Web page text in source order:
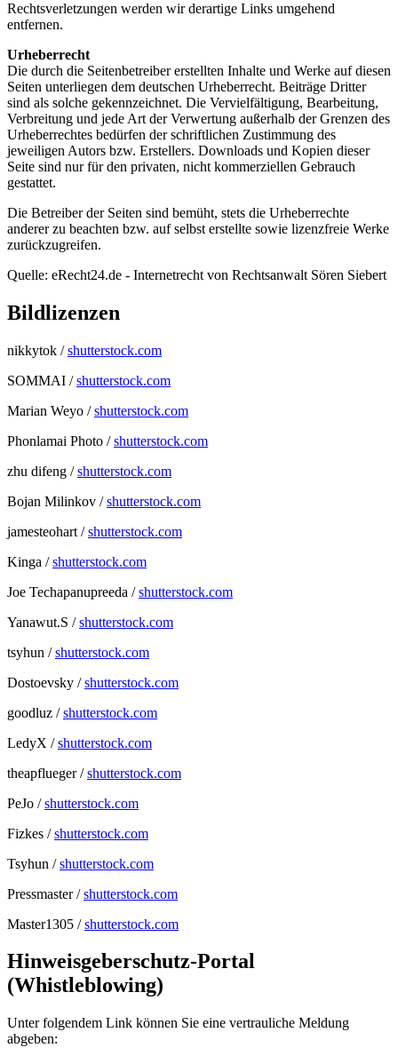
Rechtsverletzungen werden wir derartige Links umgehend
entfernen.
Urheberrecht
Die durch die Seitenbetreiber erstellten Inhalte und Werke auf diesen
Seiten unterliegen dem deutschen Urheberrecht. Beiträge Dritter
sind als solche gekennzeichnet. Die Vervielfältigung, Bearbeitung,
Verbreitung und jede Art der Verwertung außerhalb der Grenzen des
Urheberrechtes bedürfen der schriftlichen Zustimmung des
jeweiligen Autors bzw. Erstellers. Downloads und Kopien dieser
Seite sind nur für den privaten, nicht kommerziellen Gebrauch
gestattet.
Die Betreiber der Seiten sind bemüht, stets die Urheberrechte
anderer zu beachten bzw. auf selbst erstellte sowie lizenzfreie Werke
zurückzugreifen.
Quelle: eRecht24.de - Internetrecht von Rechtsanwalt Sören Siebert
Bildlizenzen
nikkytok /shutterstock.com
SOMMAI /shutterstock.com
Marian Weyo /shutterstock.com
Phonlamai Photo /shutterstock.com
zhu difeng /shutterstock.com
Bojan Milinkov /shutterstock.com
jamesteohart /shutterstock.com
Kinga /shutterstock.com
Joe Techapanupreeda /shutterstock.com
Yanawut.S /shutterstock.com
tsyhun /shutterstock.com
Dostoevsky /shutterstock.com
goodluz /shutterstock.com
LedyX /shutterstock.com
theapflueger /shutterstock.com
PeJo /shutterstock.com
Fizkes /shutterstock.com
Tsyhun /shutterstock.com
Pressmaster /shutterstock.com
Master1305 /shutterstock.com
Hinweisgeberschutz-Portal
(Whistleblowing)
Unter folgendem Link können Sie eine vertrauliche Meldung
abgeben: